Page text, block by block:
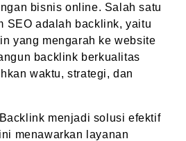
bisnis online. Salah satu
SEO adalah backlink, yaitu
yang mengarah ke website
backlink berkualitas
waktu, strategi, dan
menjadi solusi efektif
menawarkan layanan